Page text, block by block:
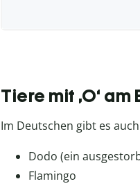
Tiere mit ‚O‘
Im Deutschen gibt es
Dodo (ein
Flamingo